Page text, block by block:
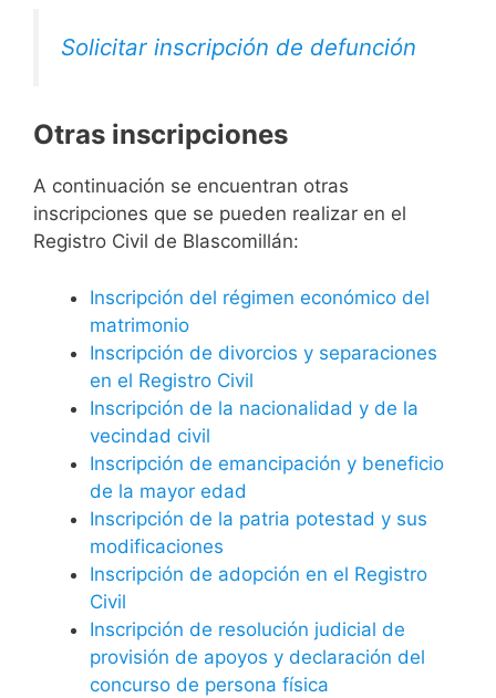
Solicitar inscripción de defunción
Otras inscripciones
A continuación se encuentran otras
inscripciones que se pueden realizar en el
Registro Civil de Blascomillán:
Inscripción del régimen económico del
matrimonio
Inscripción de divorcios y separaciones
en el Registro Civil
Inscripción de la nacionalidad y de la
vecindad civil
Inscripción de emancipación y beneficio
de la mayor edad
Inscripción de la patria potestad y sus
modificaciones
Inscripción de adopción en el Registro
Civil
Inscripción de resolución judicial de
provisión de apoyos y declaración del
concurso de persona física